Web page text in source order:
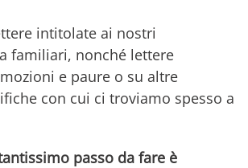
intitolate ai nostri
familiari, nonché lettere
e paure o su altre
con cui ci troviamo spesso a
passo da fare è